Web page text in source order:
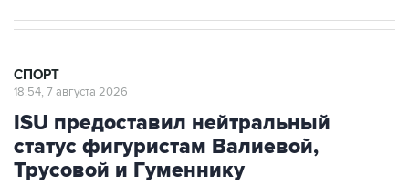
СПОРТ
18:54, 7 августа 2026
ISU предоставил нейтральный
статус фигуристам Валиевой,
Трусовой и Гуменнику